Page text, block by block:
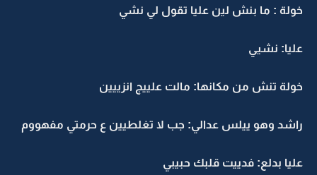
خولة : ما بنش لين عليا تقول لي نشي
عليا: نشيي
خولة تنش من مكانها: مالت علييج انزييين
راشد وهو ييلس عدالي: جب لا تغلطيين ع حرمتي مفهووم
عليا بدلع: فدييت قلبك حبيبي